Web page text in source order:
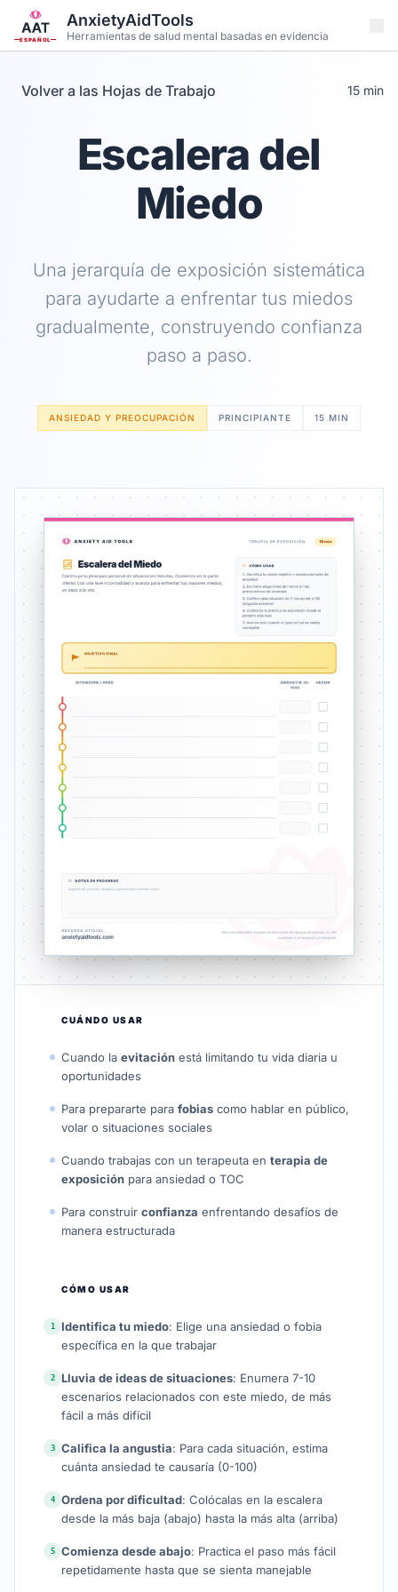
Saltar al contenido principal
ESPAÑOL
AnxietyAidTools
Herramientas de salud mental basadas en evidencia
Volver a las Hojas de Trabajo 15 min
Escalera del
Miedo
Una jerarquía de exposición sistemática
para ayudarte a enfrentar tus miedos
gradualmente, construyendo confianza
paso a paso.
ANSIEDAD Y PREOCUPACIÓN PRINCIPIANTE 15 MIN
CUÁNDO USAR
Cuando la evitación está limitando tu vida diaria u
oportunidades
Para prepararte para fobias como hablar en público,
volar o situaciones sociales
Cuando trabajas con un terapeuta en terapia de
exposición para ansiedad o TOC
Para construir confianza enfrentando desafíos de
manera estructurada
CÓMO USAR
1 Identifica tu miedo: Elige una ansiedad o fobia
específica en la que trabajar
2 Lluvia de ideas de situaciones: Enumera 7-10
escenarios relacionados con este miedo, de más
fácil a más difícil
3 Califica la angustia: Para cada situación, estima
cuánta ansiedad te causaría (0-100)
4 Ordena por dificultad: Colócalas en la escalera
desde la más baja (abajo) hasta la más alta (arriba)
5 Comienza desde abajo: Practica el paso más fácil
repetidamente hasta que se sienta manejable